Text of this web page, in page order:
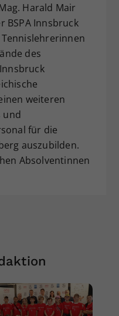
Harald Mair
BSPA Innsbruck
des
weiteren
und
für die
auszubilden.
Absolventinnen
Ihre Consent-
anderem eine
ID, für die
Ihrer
falls der
dies eingestellt